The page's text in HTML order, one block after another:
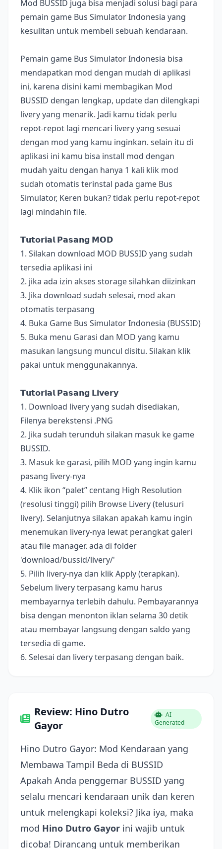
Mod BUSSID juga bisa menjadi solusi bagi para
pemain game Bus Simulator Indonesia yang
kesulitan untuk membeli sebuah kendaraan.
Pemain game Bus Simulator Indonesia bisa
mendapatkan mod dengan mudah di aplikasi
ini, karena disini kami membagikan Mod
BUSSID dengan lengkap, update dan dilengkapi
livery yang menarik. Jadi kamu tidak perlu
repot-repot lagi mencari livery yang sesuai
dengan mod yang kamu inginkan. selain itu di
aplikasi ini kamu bisa install mod dengan
mudah yaitu dengan hanya 1 kali klik mod
sudah otomatis terinstal pada game Bus
Simulator, Keren bukan? tidak perlu repot-repot
lagi mindahin file.
𝗧𝘂𝘁𝗼𝗿𝗶𝗮𝗹 𝗣𝗮𝘀𝗮𝗻𝗴 𝗠𝗢𝗗
1. Silakan download MOD BUSSID yang sudah
tersedia aplikasi ini
2. jika ada izin akses storage silahkan diizinkan
3. Jika download sudah selesai, mod akan
otomatis terpasang
4. Buka Game Bus Simulator Indonesia (BUSSID)
5. Buka menu Garasi dan MOD yang kamu
masukan langsung muncul disitu. Silakan klik
pakai untuk menggunakannya.
𝗧𝘂𝘁𝗼𝗿𝗶𝗮𝗹 𝗣𝗮𝘀𝗮𝗻𝗴 𝗟𝗶𝘃𝗲𝗿𝘆
1. Download livery yang sudah disediakan,
Filenya berekstensi .PNG
2. Jika sudah terunduh silakan masuk ke game
BUSSID.
3. Masuk ke garasi, pilih MOD yang ingin kamu
pasang livery-nya
4. Klik ikon “palet” centang High Resolution
(resolusi tinggi) pilih Browse Livery (telusuri
livery). Selanjutnya silakan apakah kamu ingin
menemukan livery-nya lewat perangkat galeri
atau file manager. ada di folder
'download/bussid/livery/'
5. Pilih livery-nya dan klik Apply (terapkan).
Sebelum livery terpasang kamu harus
membayarnya terlebih dahulu. Pembayarannya
bisa dengan menonton iklan selama 30 detik
atau membayar langsung dengan saldo yang
tersedia di game.
6. Selesai dan livery terpasang dengan baik.
Review: Hino Dutro
Gayor
AI
Generated
Hino Dutro Gayor: Mod Kendaraan yang
Membawa Tampil Beda di BUSSID
Apakah Anda penggemar BUSSID yang
selalu mencari kendaraan unik dan keren
untuk melengkapi koleksi? Jika iya, maka
mod Hino Dutro Gayor ini wajib untuk
dicoba! Dirancang untuk memberikan